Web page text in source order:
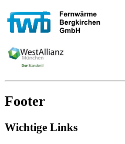
Footer
Wichtige Links